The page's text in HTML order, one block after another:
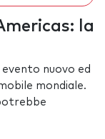
la
evento nuovo ed
mondiale.